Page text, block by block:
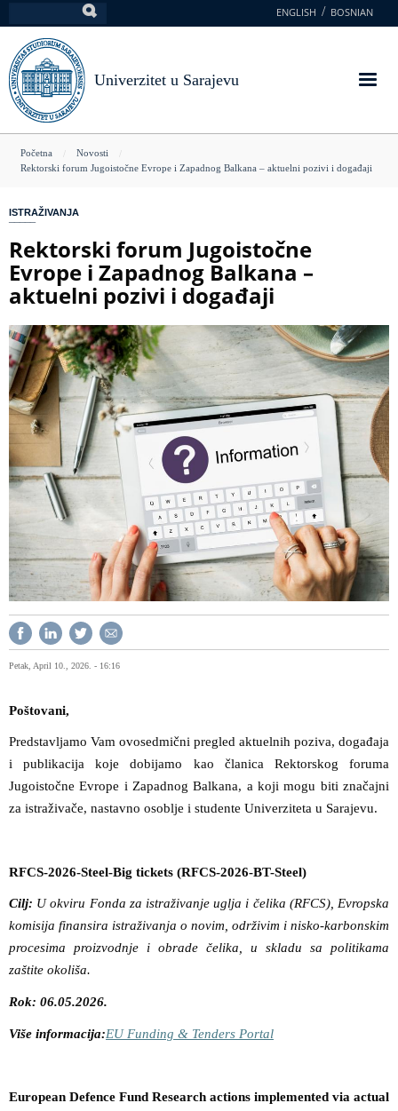
na
glavni
sadržaj
ENGLISH BOSNIAN
Univerzitet u Sarajevu
You
here
Početna
Novosti
Rektorski forum Jugoistočne Evrope i Zapadnog Balkana – aktuelni pozivi i događaji
ISTRAŽIVANJA
Rektorski forum Jugoistočne
Evrope i Zapadnog Balkana –
aktuelni pozivi i događaji
Petak, April 10., 2026. - 16:16
Poštovani,
Predstavljamo Vam ovosedmični pregled aktuelnih poziva, događaja
i publikacija koje dobijamo kao članica Rektorskog foruma
Jugoistočne Evrope i Zapadnog Balkana, a koji mogu biti značajni
za istraživače, nastavno osoblje i studente Univerziteta u Sarajevu.
RFCS-2026-Steel-Big tickets (RFCS-2026-BT-Steel)
Cilj: U okviru Fonda za istraživanje uglja i čelika (RFCS), Evropska
komisija finansira istraživanja o novim, održivim i nisko-karbonskim
procesima proizvodnje i obrade čelika, u skladu sa politikama
zaštite okoliša.
Rok: 06.05.2026.
Više informacija:EU Funding & Tenders Portal
European Defence Fund Research actions implemented via actual